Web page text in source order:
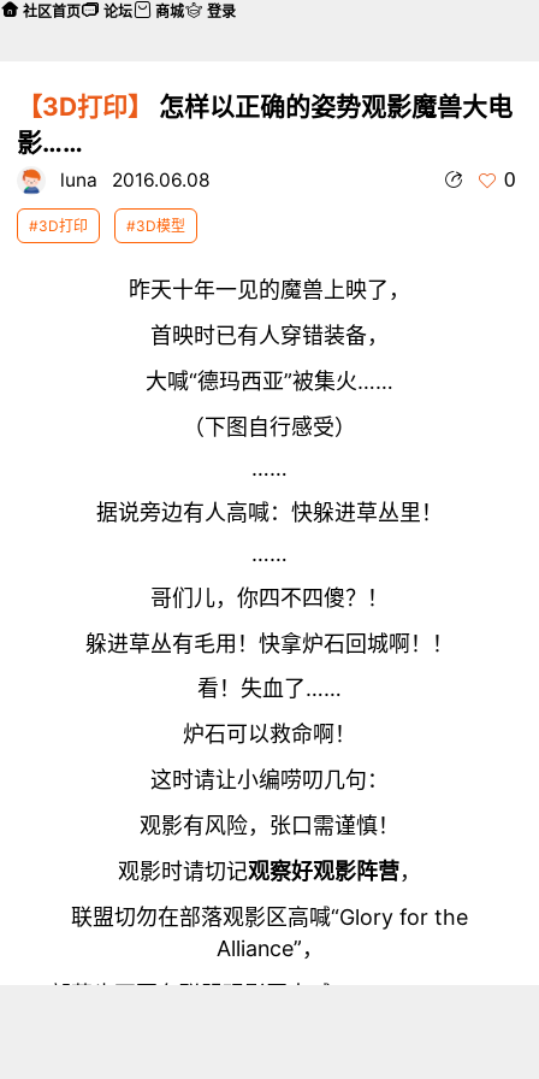
【3D打印】
怎样以正确的姿势观影魔兽大电
影……
luna 2016.06.08 0
#3D打印 #3D模型
昨天十年一见的魔兽上映了，
首映时已有人穿错装备，
大喊“德玛西亚”被集火……
（下图自行感受）
……
据说旁边有人高喊：快躲进草丛里！
……
哥们儿，你四不四傻？！
躲进草丛有毛用！快拿炉石回城啊！！
看！失血了……
炉石可以救命啊！
这时请让小编唠叨几句：
观影有风险，张口需谨慎！
观影时请切记观察好观影阵营，
联盟切勿在部落观影区高喊“Glory for the
Alliance”，
社区首页 论坛 商城 登录